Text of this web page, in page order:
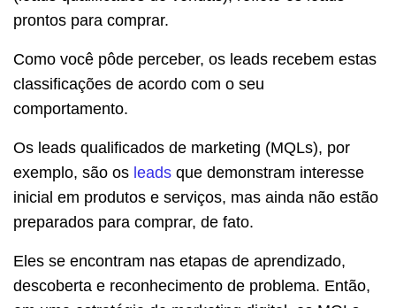
prontos para comprar.
Como você pôde perceber, os leads recebem estas
classificações de acordo com o seu
comportamento.
Os leads qualificados de marketing (MQLs), por
exemplo, são os leads que demonstram interesse
inicial em produtos e serviços, mas ainda não estão
preparados para comprar, de fato.
Eles se encontram nas etapas de aprendizado,
descoberta e reconhecimento de problema. Então,